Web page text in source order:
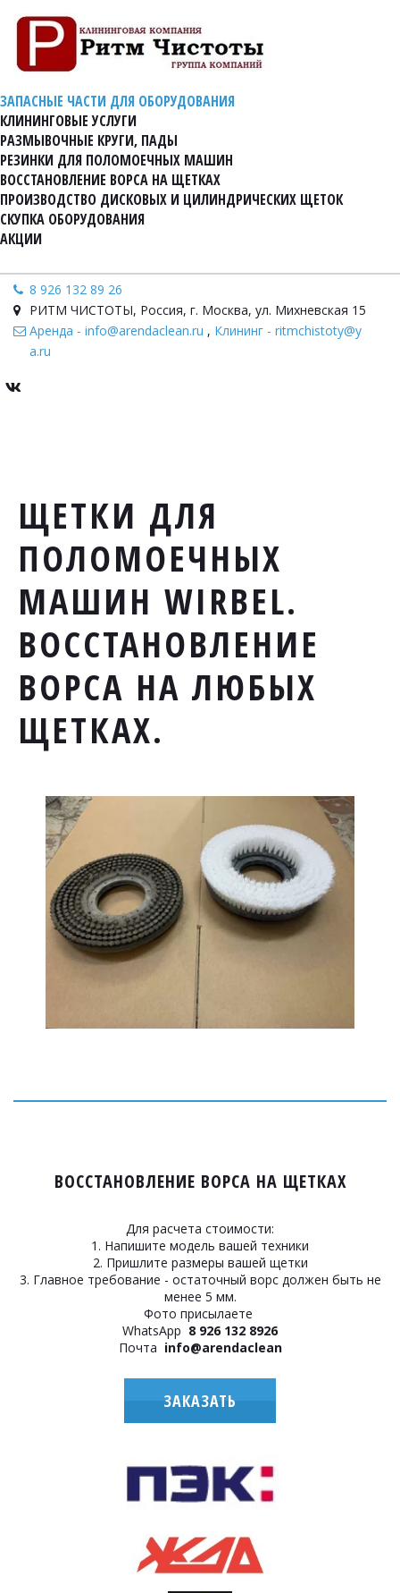
ЗАПАСНЫЕ ЧАСТИ ДЛЯ ОБОРУДОВАНИЯ
КЛИНИНГОВЫЕ УСЛУГИ
РАЗМЫВОЧНЫЕ КРУГИ, ПАДЫ
РЕЗИНКИ ДЛЯ ПОЛОМОЕЧНЫХ МАШИН
ВОССТАНОВЛЕНИЕ ВОРСА НА ЩЕТКАХ
ПРОИЗВОДСТВО ДИСКОВЫХ И ЦИЛИНДРИЧЕСКИХ ЩЕТОК
СКУПКА ОБОРУДОВАНИЯ
АКЦИИ
8 926 132 89 26
РИТМ ЧИСТОТЫ, Россия, г. Москва, ул. Михневская 15
Аренда - info@arendaclean.ru , Клининг - ritmchistoty@y
a.ru
ЩЕТКИ ДЛЯ
ПОЛОМОЕЧНЫХ
МАШИН WIRBEL.
ВОССТАНОВЛЕНИЕ
ВОРСА НА ЛЮБЫХ
ЩЕТКАХ.
ВОССТАНОВЛЕНИЕ ВОРСА НА ЩЕТКАХ
Для расчета стоимости:
1. Напишите модель вашей техники
2. Пришлите размеры вашей щетки
3. Главное требование - остаточный ворс должен быть не
менее 5 мм.
Фото присылаете
WhatsApp 8 926 132 8926
Почта info@arendaclean
ЗАКАЗАТЬ